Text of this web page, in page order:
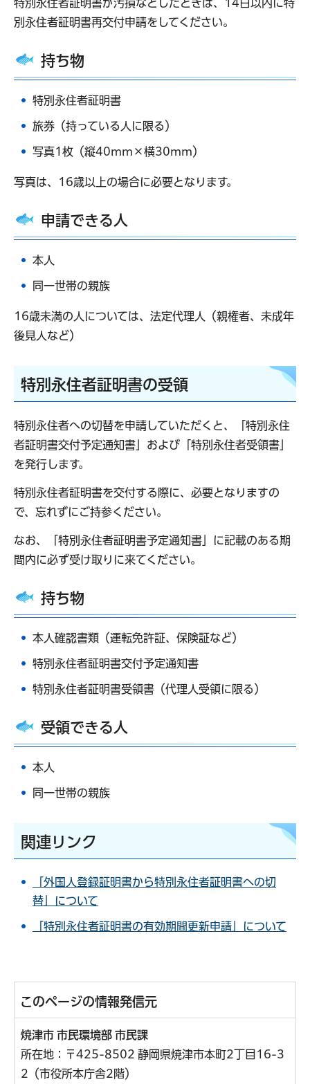
特別永住者証明書が汚損などしたときは、14日以内に特
別永住者証明書再交付申請をしてください。
持ち物
特別永住者証明書
旅券（持っている人に限る）
写真1枚（縦40mm×横30mm）
写真は、16歳以上の場合に必要となります。
申請できる人
本人
同一世帯の親族
16歳未満の人については、法定代理人（親権者、未成年
後見人など）
特別永住者証明書の受領
特別永住者への切替を申請していただくと、「特別永住
者証明書交付予定通知書」および「特別永住者受領書」
を発行します。
特別永住者証明書を交付する際に、必要となりますの
で、忘れずにご持参ください。
なお、「特別永住者証明書予定通知書」に記載のある期
間内に必ず受け取りに来てください。
持ち物
本人確認書類（運転免許証、保険証など）
特別永住者証明書交付予定通知書
特別永住者証明書受領書（代理人受領に限る）
受領できる人
本人
同一世帯の親族
関連リンク
「外国人登録証明書から特別永住者証明書への切
替」について
「特別永住者証明書の有効期間更新申請」について
このページの情報発信元
焼津市 市民環境部 市民課
所在地：〒425-8502 静岡県焼津市本町2丁目16-3
2（市役所本庁舎2階）